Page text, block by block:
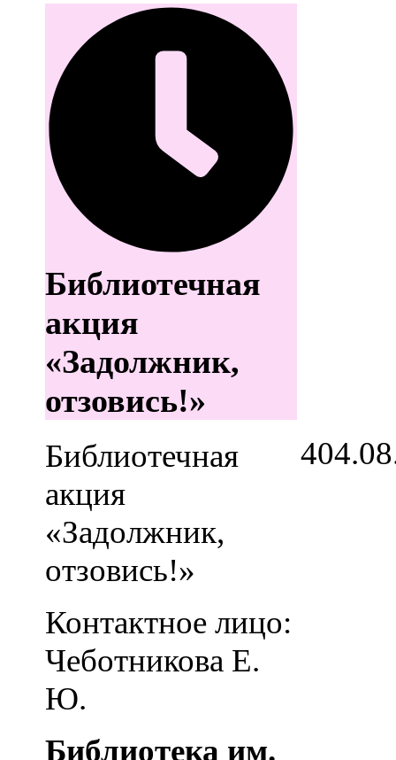
Библиотечная
акция
«Задолжник,
отзовись!»
Библиотечная
акция
«Задолжник,
отзовись!»
Контактное лицо:
Чеботникова Е.
Ю.
Библиотека им.
4